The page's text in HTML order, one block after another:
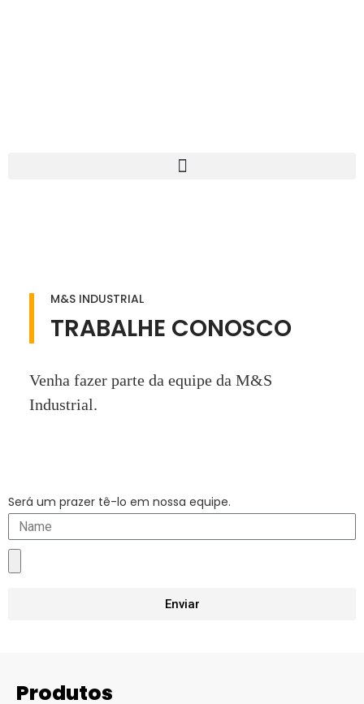
M&S INDUSTRIAL
TRABALHE CONOSCO
Venha fazer parte da equipe da M&S
Industrial.
Será um prazer tê-lo em nossa equipe.
Enviar
Produtos